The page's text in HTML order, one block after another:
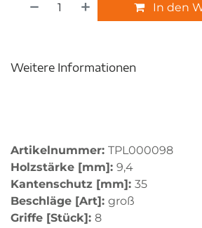
In den
Weitere Informationen
Artikelnummer: TPL000098
Holzstärke [mm]: 9,4
Kantenschutz [mm]: 35
Beschläge [Art]: groß
Griffe [Stück]: 8